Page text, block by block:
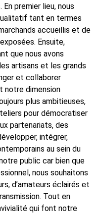
premier lieu, nous
tant en termes
accueillis et de
Ensuite,
que nous avons
artisans et les grands
et collaborer
notre dimension
plus ambitieuses,
pour démocratiser
partenariats, des
intégrer,
au sein du
public car bien que
nous souhaitons
d’amateurs éclairés et
Tout en
qui font notre